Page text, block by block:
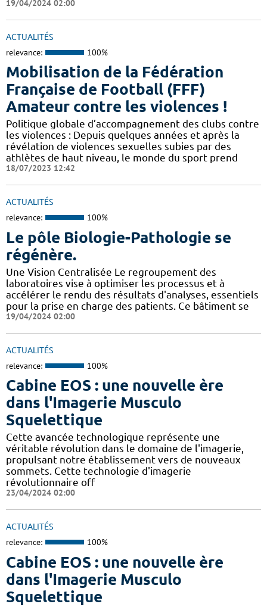
19/04/2024 02:00
ACTUALITÉS
relevance: 100%
Mobilisation de la Fédération
Française de Football (FFF)
Amateur contre les violences !
Politique globale d’accompagnement des clubs contre
les violences : Depuis quelques années et après la
révélation de violences sexuelles subies par des
athlètes de haut niveau, le monde du sport prend
18/07/2023 12:42
ACTUALITÉS
relevance: 100%
Le pôle Biologie-Pathologie se
régénère.
Une Vision Centralisée Le regroupement des
laboratoires vise à optimiser les processus et à
accélérer le rendu des résultats d'analyses, essentiels
pour la prise en charge des patients. Ce bâtiment se
19/04/2024 02:00
ACTUALITÉS
relevance: 100%
Cabine EOS : une nouvelle ère
dans l'Imagerie Musculo
Squelettique
Cette avancée technologique représente une
véritable révolution dans le domaine de l'imagerie,
propulsant notre établissement vers de nouveaux
sommets. Cette technologie d'imagerie
révolutionnaire off
23/04/2024 02:00
ACTUALITÉS
relevance: 100%
Cabine EOS : une nouvelle ère
dans l'Imagerie Musculo
Squelettique